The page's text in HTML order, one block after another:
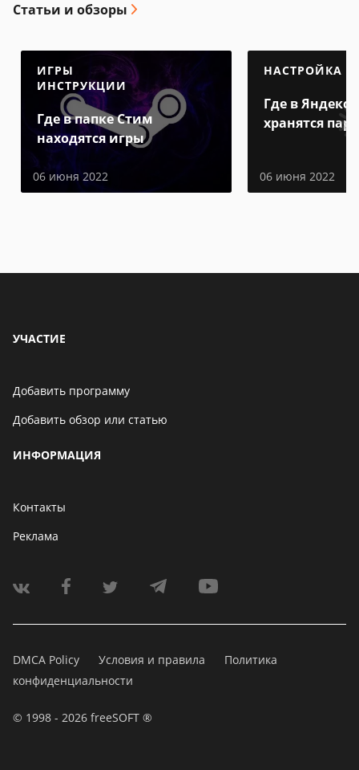
Статьи и обзоры
ИГРЫ
ИНСТРУКЦИИ
Где в папке Стим
находятся игры
06 июня 2022
НАСТРОЙКА
Где в Яндекс
хранятся
06 июня 2022
УЧАСТИЕ
Добавить программу
Добавить обзор или статью
ИНФОРМАЦИЯ
Контакты
Реклама
DMCA Policy Условия и правила
Политика
конфиденциальности
© 1998 - 2026 freeSOFT ®